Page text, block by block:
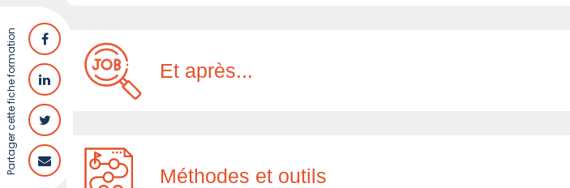
Partager cette fiche formation Et après...
Méthodes et outils